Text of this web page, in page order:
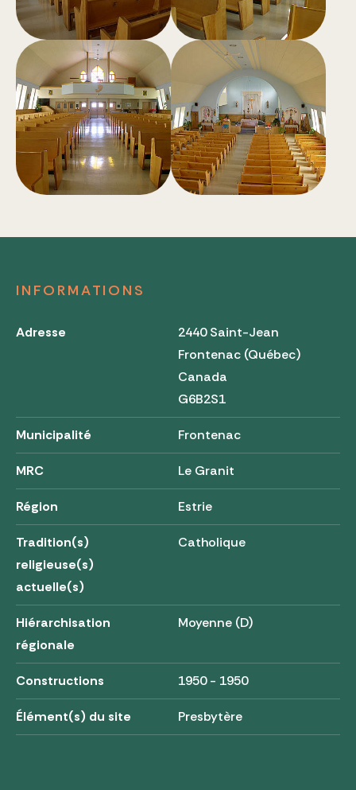
INFORMATIONS
Adresse
2440 Saint-Jean
Frontenac (Québec)
Canada
G6B2S1
Municipalité Frontenac
MRC Le Granit
Région Estrie
Tradition(s)
religieuse(s)
actuelle(s)
Catholique
Hiérarchisation
régionale
Moyenne (D)
Constructions 1950 - 1950
Élément(s) du site Presbytère